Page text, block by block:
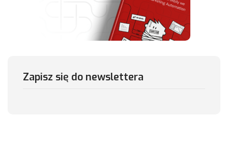
Zapisz się do newslettera